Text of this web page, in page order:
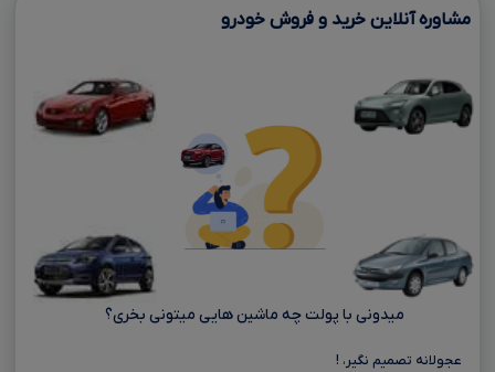
مشاوره آنلاین خرید و فروش خودرو
میدونی با پولت چه ماشین هایی میتونی بخری؟
عجولانه تصمیم نگیر، !